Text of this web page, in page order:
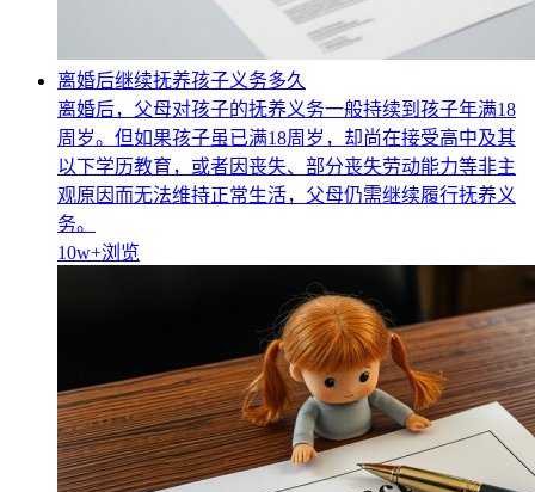
离婚后继续抚养孩子义务多久
离婚后，父母对孩子的抚养义务一般持续到孩子年满18
周岁。但如果孩子虽已满18周岁，却尚在接受高中及其
以下学历教育，或者因丧失、部分丧失劳动能力等非主
观原因而无法维持正常生活，父母仍需继续履行抚养义
务。
10w+浏览